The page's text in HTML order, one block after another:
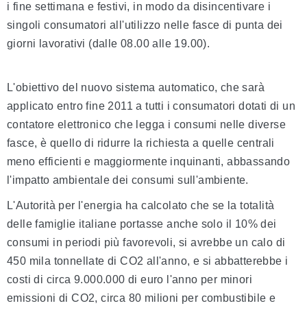
i fine settimana e festivi, in modo da disincentivare i
singoli consumatori all'utilizzo nelle fasce di punta dei
giorni lavorativi (dalle 08.00 alle 19.00).
L'obiettivo del nuovo sistema automatico, che sarà
applicato entro fine 2011 a tutti i consumatori dotati di un
contatore elettronico che legga i consumi nelle diverse
fasce, è quello di ridurre la richiesta a quelle centrali
meno efficienti e maggiormente inquinanti, abbassando
l'impatto ambientale dei consumi sull'ambiente.
L'Autorità per l'energia ha calcolato che se la totalità
delle famiglie italiane portasse anche solo il 10% dei
consumi in periodi più favorevoli, si avrebbe un calo di
450 mila tonnellate di CO2 all'anno, e si abbatterebbe i
costi di circa 9.000.000 di euro l'anno per minori
emissioni di CO2, circa 80 milioni per combustibile e